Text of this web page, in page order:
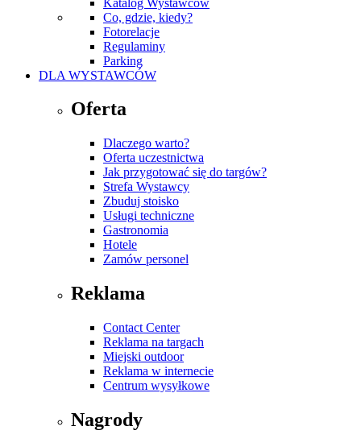
Co, gdzie, kiedy?
Fotorelacje
Regulaminy
Parking
DLA WYSTAWCÓW
Oferta
Dlaczego warto?
Oferta uczestnictwa
Jak przygotować się do targów?
Strefa Wystawcy
Zbuduj stoisko
Usługi techniczne
Gastronomia
Hotele
Zamów personel
Reklama
Contact Center
Reklama na targach
Miejski outdoor
Reklama w internecie
Centrum wysyłkowe
Nagrody